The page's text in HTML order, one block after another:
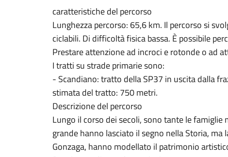
caratteristiche del percorso
Lunghezza percorso: 65,6 km. Il percorso si
ciclabili. Di difficoltà fisica bassa. È possibile
Prestare attenzione ad incroci e rotonde o ad
I tratti su strade primarie sono:
- Scandiano: tratto della SP37 in uscita dalla
stimata del tratto: 750 metri.
Descrizione del percorso
Lungo il corso dei secoli, sono tante le famiglie
grande hanno lasciato il segno nella Storia, ma
Gonzaga, hanno modellato il patrimonio